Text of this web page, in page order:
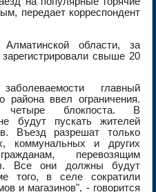
передает корреспондент
области, за
свыше 20
главный
района ввел ограничения.
четыре блокпоста. В
будут пускать жителей
Въезд разрешат только
коммунальных и других
перевозящим
Все они должны будут
того, в селе сократили
и магазинов", - говорится